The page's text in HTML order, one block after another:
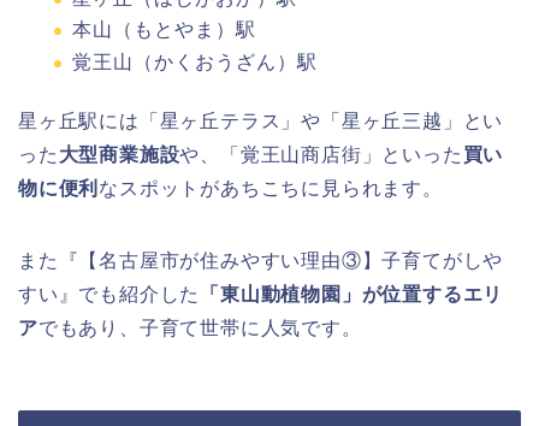
本山（もとやま）駅
覚王山（かくおうざん）駅
星ヶ丘駅には「星ヶ丘テラス」や「星ヶ丘三越」とい
った 大型商業施設や、「覚王山商店街」といった 買い
物に便利 なスポットがあちこちに見られます。
また『【名古屋市が住みやすい理由③】子育てがしや
すい』でも紹介した
「東山動植物園」が位置するエリ
アでもあり、子育て世帯に人気です。